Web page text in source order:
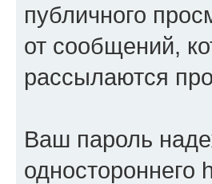
публичного
от сообщений,
рассылаются
Ваш пароль